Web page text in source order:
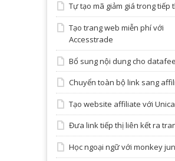
Tự tạo mã giảm giá trong tiếp
Tạo trang web miễn phí với
Accesstrade
Bổ sung nội dung cho
Chuyển toàn bộ link sang
Tạo website affiliate với Unica
Đưa link tiếp thị liên kết ra
Học ngoại ngữ với monkey